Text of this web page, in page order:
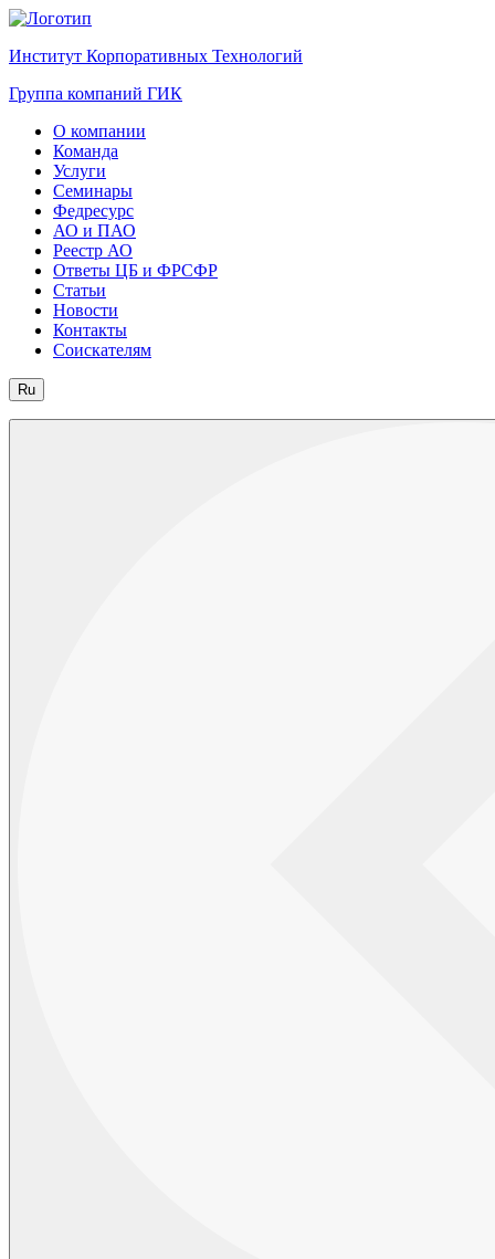
Институт Корпоративных Технологий
Группа компаний ГИК
О компании
Команда
Услуги
Семинары
Федресурс
АО и ПАО
Реестр АО
Ответы ЦБ и ФРСФР
Статьи
Новости
Контакты
Соискателям
Ru